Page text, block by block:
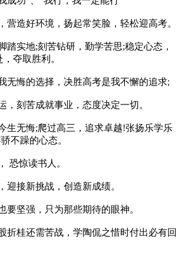
营造好环境，扬起常笑脸，轻松迎高考。
踏实地;刻苦钻研，勤学苦思;稳定心态，
夺取胜利。
无悔的选择，决胜高考是我不懈的追求;
，刻苦成就事业，态度决定一切。
生无悔;爬过高三，追求卓越!张扬乐学乐
不躁的心态。
恐惊读书人。
迎接新挑战，创造新成绩。
要坚强，只为那些期待的眼神。
折桂还需苦战，学陶侃之惜时付出必有回